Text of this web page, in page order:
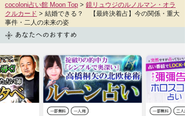
cocoloni占い館 Moon Top > 鏡リュウジのルノルマン・オラ
クルカード > 結婚できる？ 【最終決着占】今の関係・重大
事件・二人の未来の姿
あなたへのおすすめ
一部無料 一人用 一部無料 二人用